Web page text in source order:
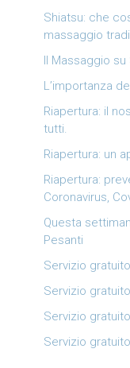
Shiatsu: che
massaggio
Il Massaggio
L’importanza
Riapertura: il
tutti.
Riapertura: un
Riapertura:
Coronavirus,
Questa
Pesanti
Servizio
Servizio
Servizio
Servizio